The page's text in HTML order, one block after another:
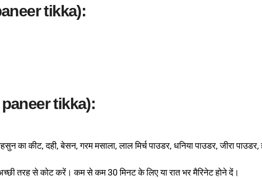
tikka):
paneer tikka):
का कीट, दही, बेसन, गरम मसाला, लाल मिर्च पाउडर, धनिया पाउडर, जीरा पाउडर,
तरह से कोट करें। कम से कम 30 मिनट के लिए या रात भर मैरिनेट होने दें।